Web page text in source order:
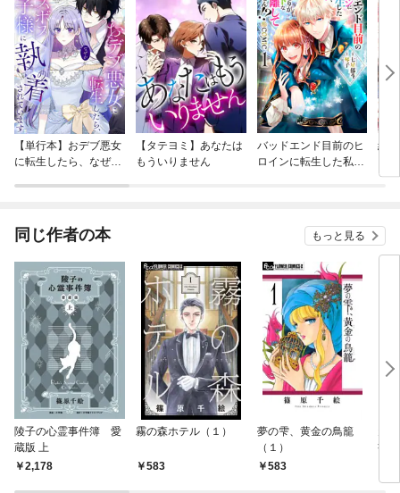
【単行本】おデブ悪女
に転生したら、なぜか
【タテヨミ】あなたは
もういりません
バッドエンド目前のヒ
ロインに転生した私、
結
同じ作者の本 もっと見る
陵子の心霊事件簿 愛
蔵版 上
2,178
霧の森ホテル（１）
583
夢の雫、黄金の鳥籠
（１）
583
書